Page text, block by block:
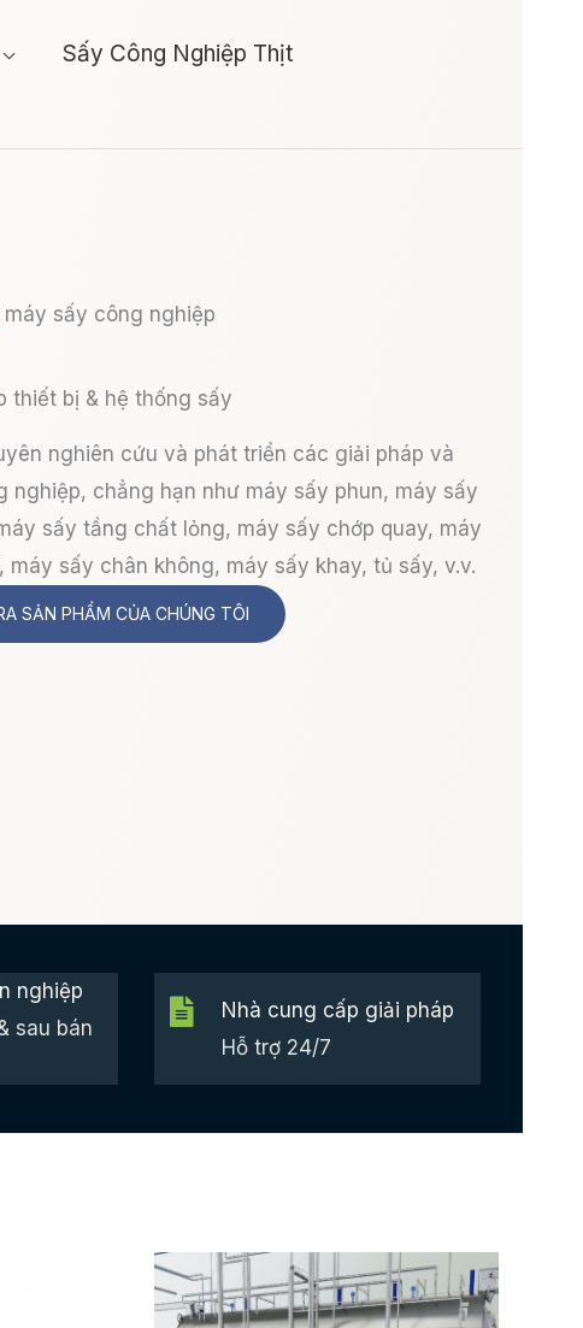
Sấy Công Nghiệp Thịt
máy sấy công nghiệp
thiết bị & hệ thống sấy
nghiên cứu và phát triển các giải pháp và
nghiệp, chẳng hạn như máy sấy phun, máy sấy
sấy tầng chất lỏng, máy sấy chớp quay, máy
máy sấy chân không, máy sấy khay, tủ sấy, v.v.
SẢN PHẨM CỦA CHÚNG TÔI
nghiệp
sau bán
Nhà cung cấp giải pháp
Hỗ trợ 24/7